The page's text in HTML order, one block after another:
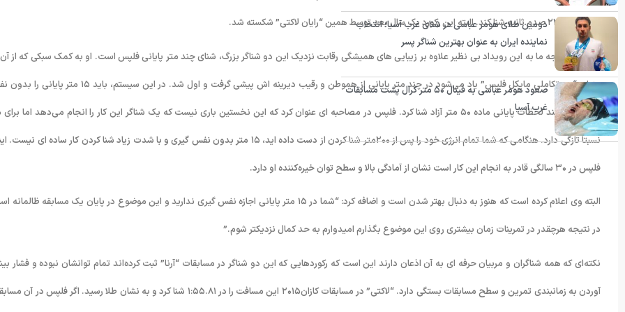
۵۴ ثانیه و ۲۳ صدم ثانیه شنا کند. البته این رکورد یک سال بعد توسط همین “رایان لاکتی” شکسته شد.
حالا دلیل توجه ما به این رویداد بی نظیر علاوه بر زیبایی های همیشگی رقابت نزدیک این دو شناگر بزرگ، شنای چند متر پایانی فلپس است. او به کمک سبکی که از
عنوان “سیرتکاملی مایکل فلپس” یاد می‌شود در چند متر پایانی از هموطن و رقیب دیرینه اش پیشی گرفت و اول شد. در این سیستم، باید ۱۵
گیری و همانند لحظات پایانی ماده ۵۰ متر آزاد شنا کرد. فلپس در مصاحبه ای عنوان کرد که این نخستین باری نیست که یک شناگر این کار را انجام می‌دهد اما
نسبتا تازگی دارد. هنگامی که شما تمام انرژی خود را پس از ۲۰۰متر شنا کردن از دست داده اید، ۱۵ متر بدون نفس گیری و با شدت زیاد شنا کردن کار ساده ای
فلپس در ۳۰ سالگی قادر به انجام این کار است نشان از آمادگی بالا و سطح توان خیره‌کننده او دارد.
البته وی اعلام کرده است که هنوز به دنبال بهتر شدن است و اضافه کرد: “شما در ۱۵ متر پایانی اجازه نفس گیری ندارید و این موضوع در پایان یک مسابقه
در نتیجه هرچقدر در تمرینات زمان بیشتری روی این موضوع بگذارم امیدوارم به حد کمال نزدیکتر شوم.”
نکته‌ای که همه شناگران و مربیان حرفه ای به آن اذعان دارند این است که رکوردهایی که این دو شناگر در مسابقات “آرنا” ثبت کرده‌اند تمام توانشان نبوده و فشار
آوردن به زمانبندی تمرین و سطح مسابقات بستگی دارد. “لاکتی” در مسابقات کازان۲۰۱۵ این مسافت را در ۱:۵۵.۸۱ شنا کرد و به نشان طلا رسید. اگر فلپس در
دومین طلای هومر عباسی در شنای غرب آسیا؛ انتخاب
نماینده ایران به عنوان بهترین شناگر پسر
صعود هومر عباسی به فینال ۵۰ متر کرال پشت مسابقات
غرب آسیا